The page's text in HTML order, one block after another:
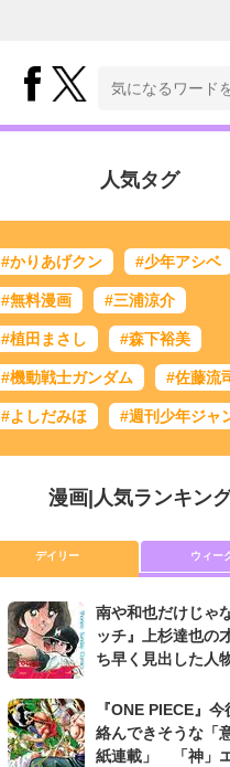
人気タグ
#かりあげクン #少年アシベ
#無料漫画 #三浦涼介
#植田まさし #森下裕美
#機動戦士ガンダム #佐藤流
#よしだみほ #週刊少年ジャ
漫画| 人気ランキン
デイリー ウィー
南や和也だけじゃ
ッチ』上杉達也の
ち早く見出した人
『ONE PIECE』
絡んできそうな「
紙連載」 「神」